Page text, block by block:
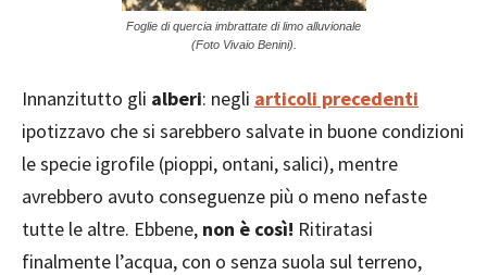
Foglie di quercia imbrattate di limo alluvionale
(Foto Vivaio Benini).
Innanzitutto gli alberi: negli articoli precedenti
ipotizzavo che si sarebbero salvate in buone condizioni
le specie igrofile (pioppi, ontani, salici), mentre
avrebbero avuto conseguenze più o meno nefaste
tutte le altre. Ebbene, non è così! Ritiratasi
finalmente l’acqua, con o senza suola sul terreno,